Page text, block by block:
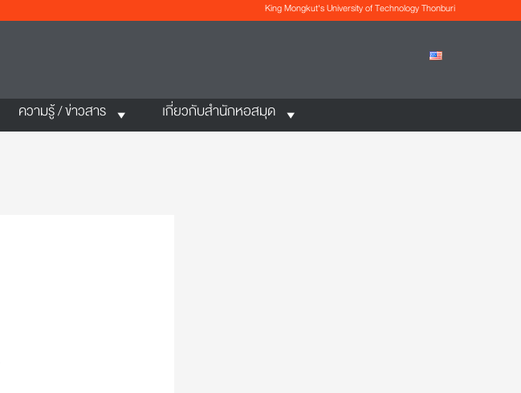
King Mongkut's University of Technology Thonburi
ความรู้ / ข่าวสาร เกี่ยวกับสำนักหอสมุด